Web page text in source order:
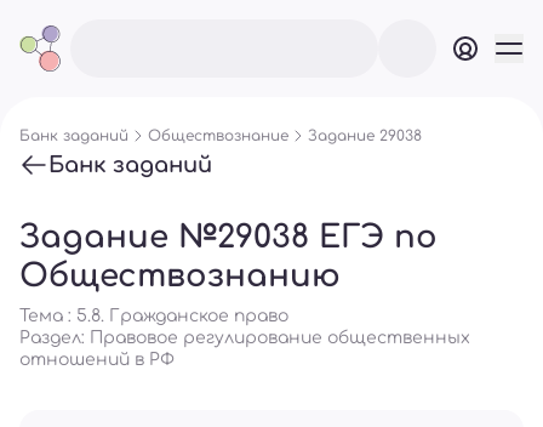
Банк заданий Обществознание Задание 29038
Банк заданий
Задание №29038 ЕГЭ по
Обществознанию
Тема : 5.8. Гражданское право
Раздел:
Правовое регулирование общественных
отношений в РФ